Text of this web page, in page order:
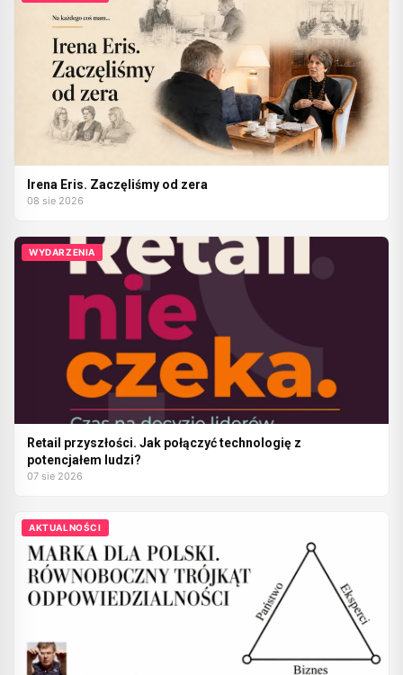
Irena Eris. Zaczęliśmy od zera
08 sie 2026
WYDARZENIA
Retail przyszłości. Jak połączyć technologię z
potencjałem ludzi?
07 sie 2026
AKTUALNOŚCI